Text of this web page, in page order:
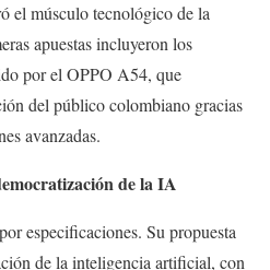
el músculo tecnológico de la
apuestas incluyeron los
por el OPPO A54, que
del público colombiano gracias
avanzadas.
de la IA
especificaciones. Su propuesta
de la inteligencia artificial, con